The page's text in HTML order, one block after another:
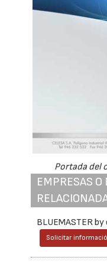
Portada del
EMPRESAS
BLUEMASTER by
Solicitar